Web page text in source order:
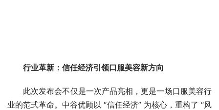
行业革新：信任经济引领口服美容新方向
此次发布会不仅是一次产品亮相，更是一场口服美容行
业的范式革命。中谷优顾以 “信任经济” 为核心，重构了 “风